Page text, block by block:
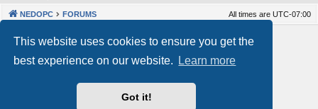
This website uses cookies to ensure you get the
best experience on our website.
Learn more
Got it!
NEDOPC FORUMS All times are UTC-07:00
Powered by phpBB® Forum Software © phpBB Limited
Our VPS Hosting By RimuHosting
This server is located in London data center